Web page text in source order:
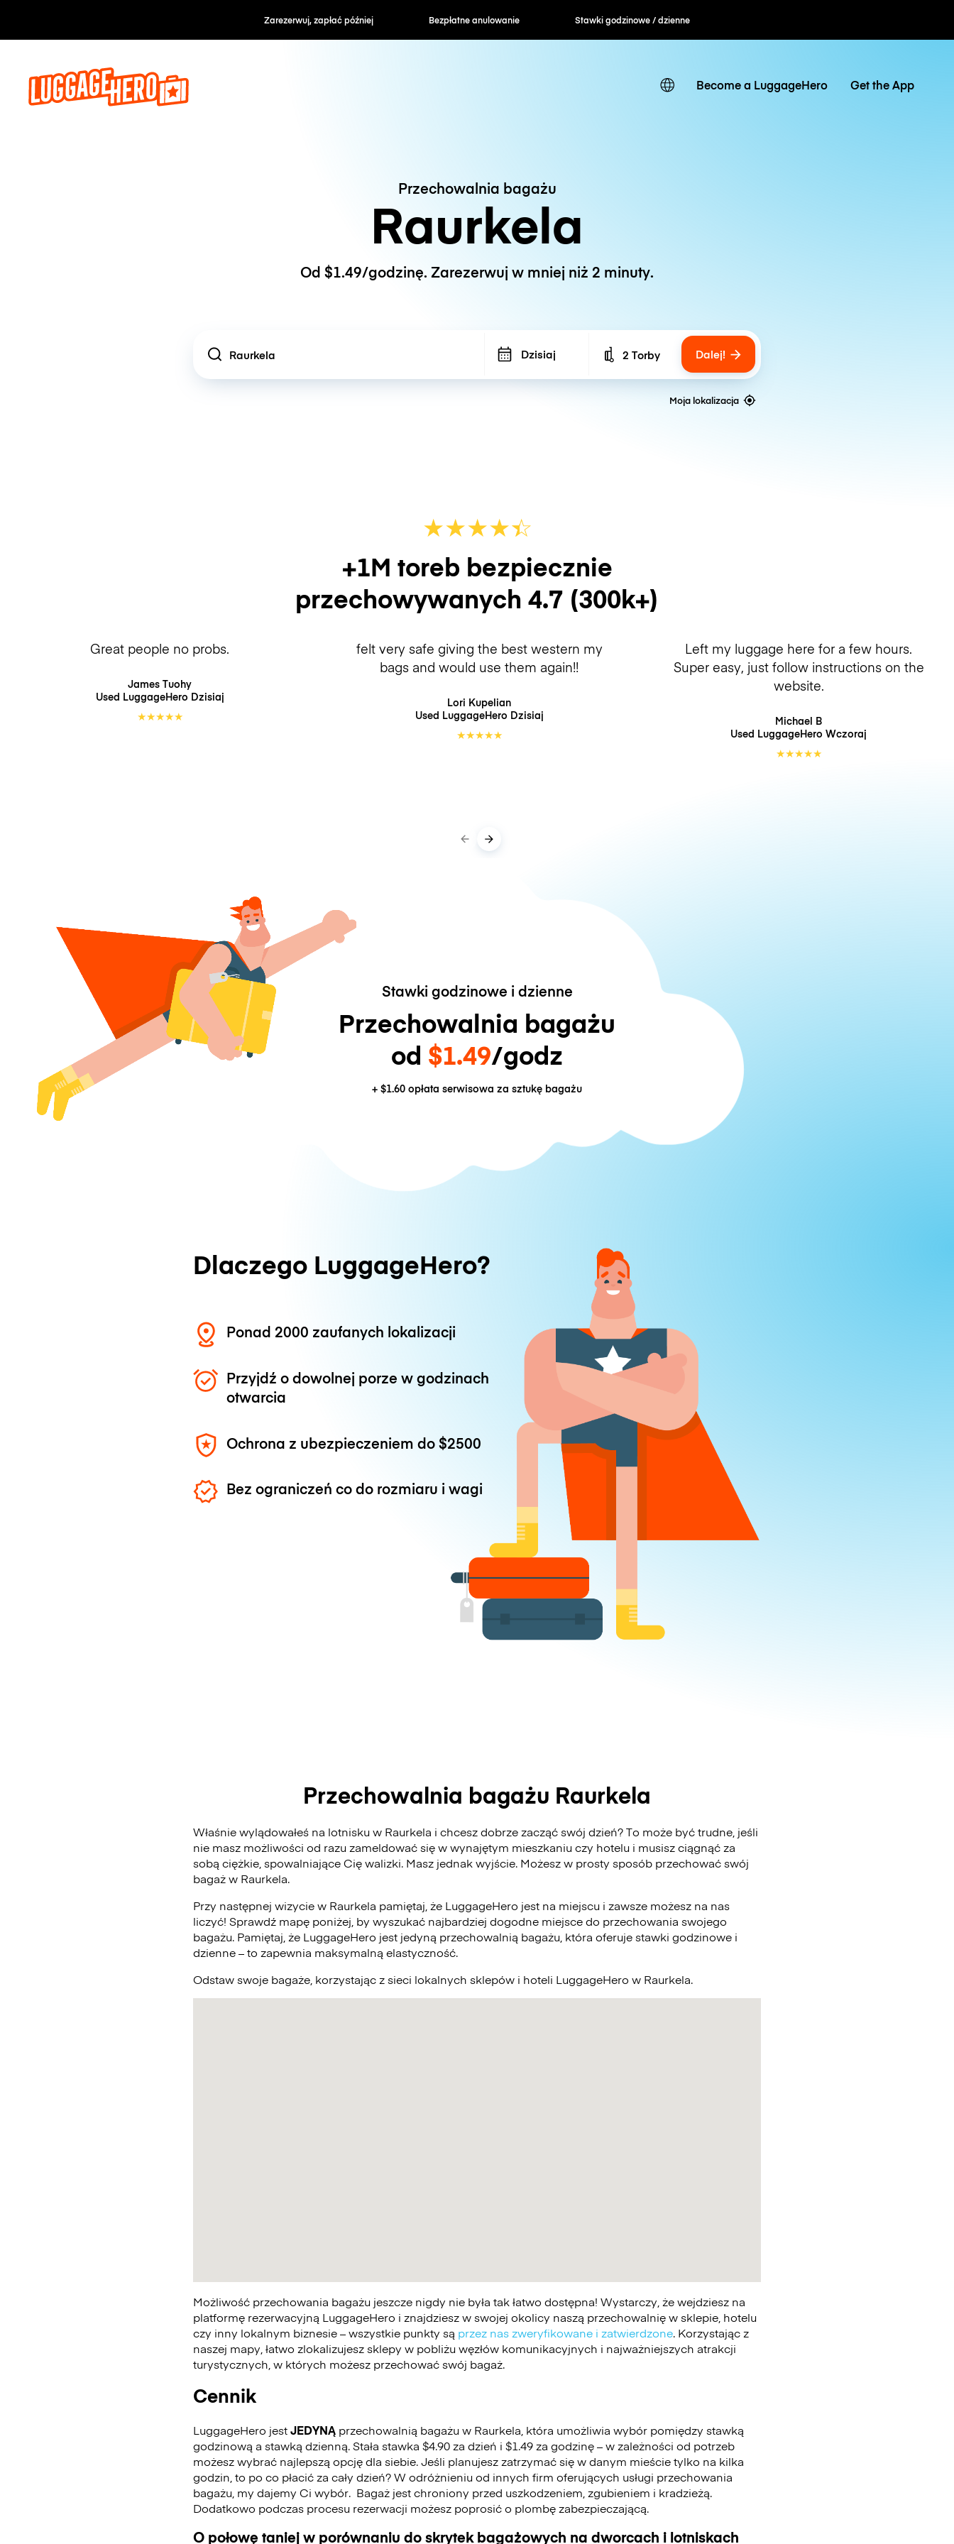
Zarezerwuj, zapłać później Bezpłatne anulowanie Stawki godzinowe / dzienne
Become a LuggageHero Get the App
Przechowalnia bagażu
Raurkela
Od $1.49/godzinę. Zarezerwuj w mniej niż 2 minuty.
Location Dzisiaj Number of bags
2 Torby Dalej!
Moja lokalizacja
★★★★☆
★
+1M toreb bezpiecznie
przechowywanych 4.7 (300k+)
Great people no probs.
James Tuohy
Used LuggageHero Dzisiaj
★★★★★
felt very safe giving the best western my
bags and would use them again!!
Lori Kupelian
Used LuggageHero Dzisiaj
★★★★★
Left my luggage here for a few hours.
Super easy, just follow instructions on the
website.
Michael B
Used LuggageHero Wczoraj
★★★★★
Stawki godzinowe i dzienne
Przechowalnia bagażu
od $1.49/godz
+ $1.60 opłata serwisowa za sztukę bagażu
Dlaczego LuggageHero?
Ponad 2000 zaufanych lokalizacji
Przyjdź o dowolnej porze w godzinach
otwarcia
Ochrona z ubezpieczeniem do$2500
Bez ograniczeń co do rozmiaru i wagi
Przechowalnia bagażu Raurkela
Właśnie wylądowałeś na lotnisku w Raurkela i chcesz dobrze zacząć swój dzień? To może być trudne, jeśli
nie masz możliwości od razu zameldować się w wynajętym mieszkaniu czy hotelu i musisz ciągnąć za
sobą ciężkie, spowalniające Cię walizki. Masz jednak wyjście. Możesz w prosty sposób przechować swój
bagaż w Raurkela.
Przy następnej wizycie w Raurkela pamiętaj, że LuggageHero jest na miejscu i zawsze możesz na nas
liczyć! Sprawdź mapę poniżej, by wyszukać najbardziej dogodne miejsce do przechowania swojego
bagażu. Pamiętaj, że LuggageHero jest jedyną przechowalnią bagażu, która oferuje stawki godzinowe i
dzienne – to zapewnia maksymalną elastyczność.
Odstaw swoje bagaże, korzystając z sieci lokalnych sklepów i hoteli LuggageHero w Raurkela.
Możliwość przechowania bagażu jeszcze nigdy nie była tak łatwo dostępna! Wystarczy, że wejdziesz na
platformę rezerwacyjną LuggageHero i znajdziesz w swojej okolicy naszą przechowalnię w sklepie, hotelu
czy inny lokalnym biznesie – wszystkie punkty są przez nas zweryfikowane i zatwierdzone. Korzystając z
naszej mapy, łatwo zlokalizujesz sklepy w pobliżu węzłów komunikacyjnych i najważniejszych atrakcji
turystycznych, w których możesz przechować swój bagaż.
Cennik
LuggageHero jestJEDYNĄ przechowalnią bagażu w Raurkela, która umożliwia wybór pomiędzy stawką
godzinową a stawką dzienną. Stała stawka $4.90 za dzień i $1.49 za godzinę – w zależności od potrzeb
możesz wybrać najlepszą opcję dla siebie. Jeśli planujesz zatrzymać się w danym mieście tylko na kilka
godzin, to po co płacić za cały dzień? W odróżnieniu od innych firm oferujących usługi przechowania
bagażu, my dajemy Ci wybór. Bagaż jest chroniony przed uszkodzeniem, zgubieniem i kradzieżą.
Dodatkowo podczas procesu rezerwacji możesz poprosić o plombę zabezpieczającą.
O połowę taniej w porównaniu do skrytek bagażowych na dworcach i lotniskach